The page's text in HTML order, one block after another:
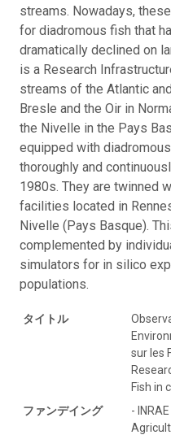
streams. Nowadays,
for diadromous fish that
dramatically declined on
is a Research
streams of the Atlantic
Bresle and the Oir in
the Nivelle in the Pays
equipped with
thoroughly and
1980s. They are twinned
facilities located in
Nivelle (Pays Basque).
complemented by
simulators for in silico
populations.
タイトル
sur les
Fish in
ファンデイング
-